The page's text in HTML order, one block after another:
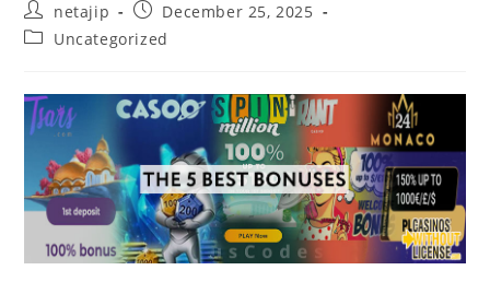
netajip
December 25, 2025
Uncategorized